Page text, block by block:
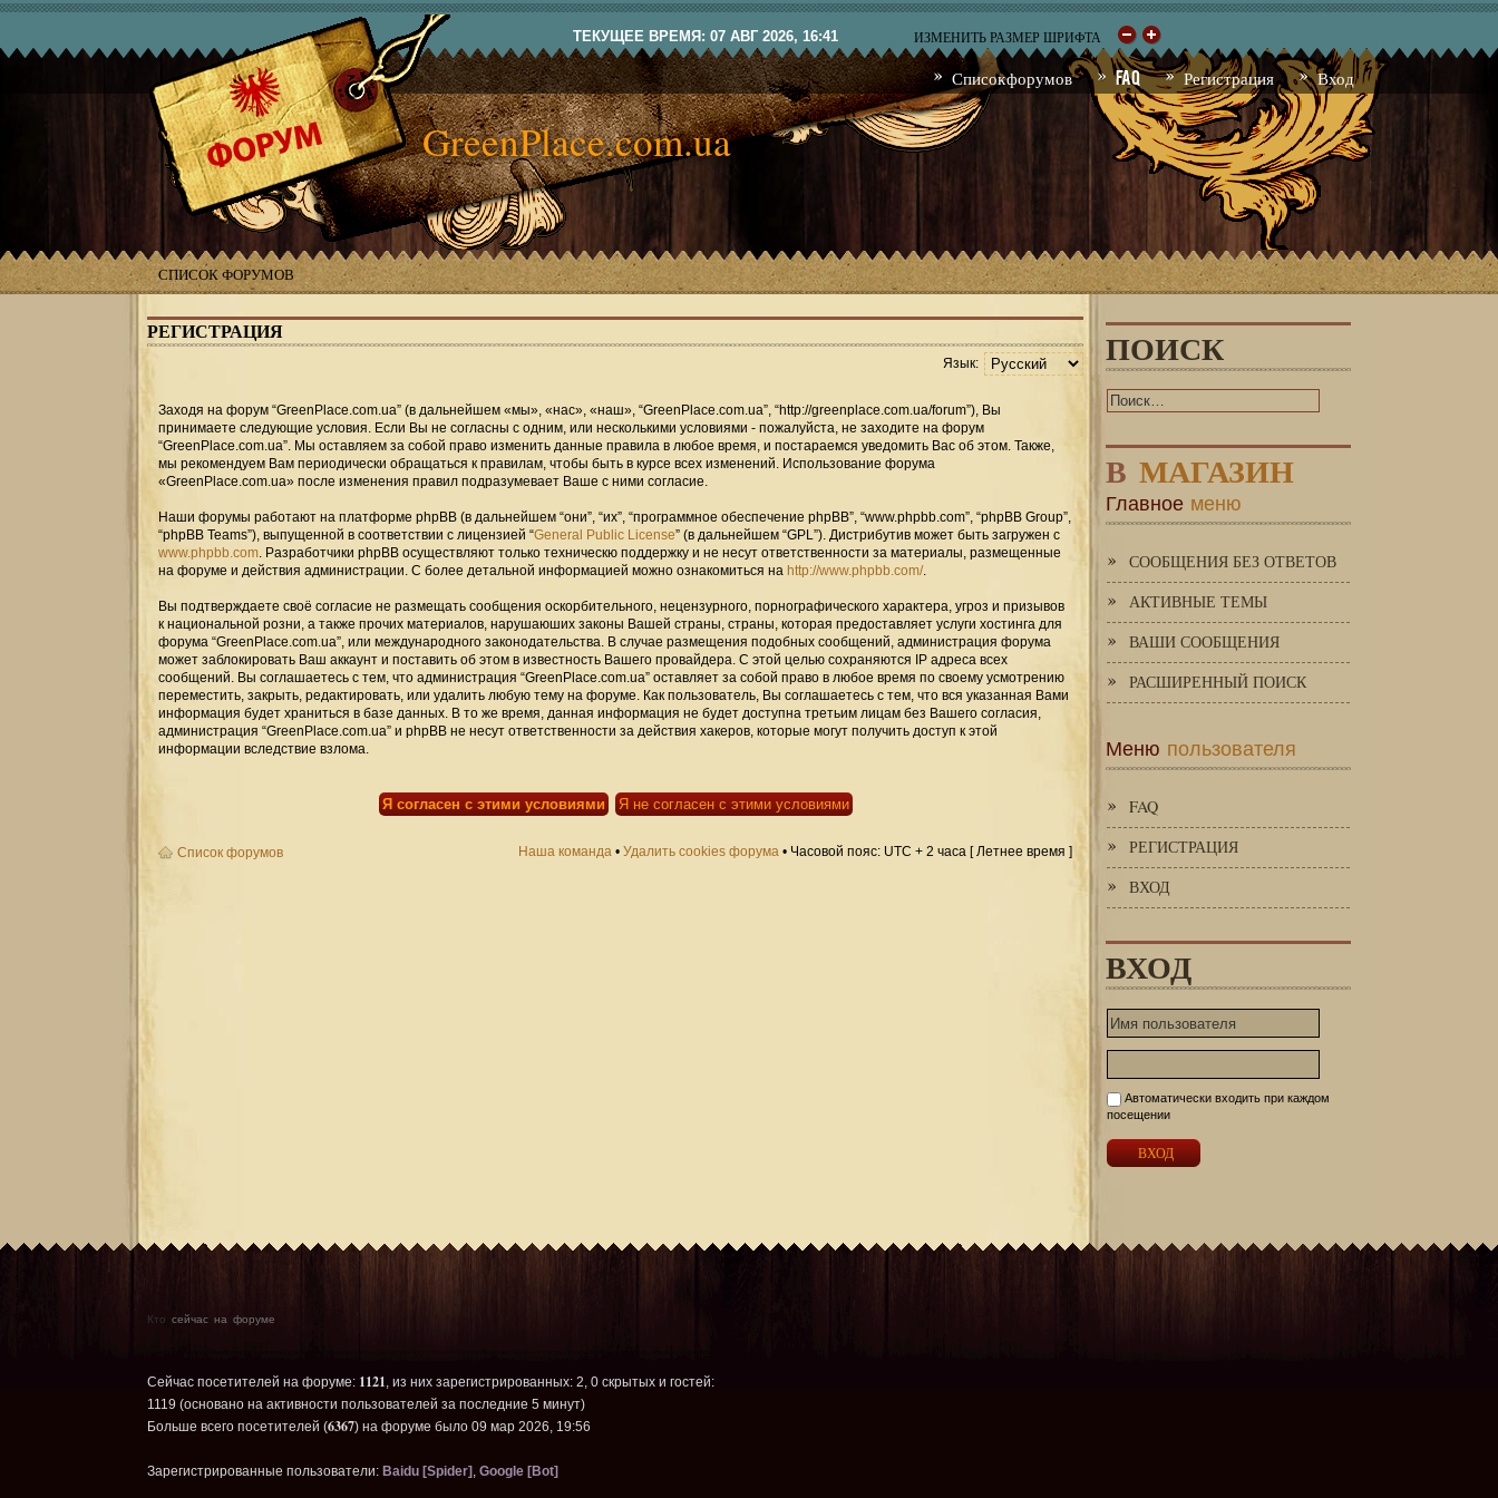
ТЕКУЩЕЕ ВРЕМЯ: 07 АВГ 2026, 16:41 ИЗМЕНИТЬ РАЗМЕР ШРИФТА
Список форумов FAQ Регистрация Вход
GreenPlace.com.ua
СПИСОК ФОРУМОВ
РЕГИСТРАЦИЯ
Язык:
Заходя на форум “GreenPlace.com.ua” (в дальнейшем «мы», «нас», «наш», “GreenPlace.com.ua”, “http://greenplace.com.ua/forum”), Вы
принимаете следующие условия. Если Вы не согласны с одним, или несколькими условиями - пожалуйста, не заходите на форум
“GreenPlace.com.ua”. Мы оставляем за собой право изменить данные правила в любое время, и постараемся уведомить Вас об этом. Также,
мы рекомендуем Вам периодически обращаться к правилам, чтобы быть в курсе всех изменений. Использование форума
«GreenPlace.com.ua» после изменения правил подразумевает Ваше с ними согласие.
Наши форумы работают на платформе phpBB (в дальнейшем “они”, “их”, “программное обеспечение phpBB”, “www.phpbb.com”, “phpBB Group”,
“phpBB Teams”), выпущенной в соответствии с лицензией “General Public License” (в дальнейшем “GPL”). Дистрибутив может быть загружен с
www.phpbb.com. Разработчики phpBB осуществляют только техническю поддержку и не несут ответственности за материалы, размещенные
на форуме и действия администрации. С более детальной информацией можно ознакомиться на http://www.phpbb.com/.
Вы подтверждаете своё согласие не размещать сообщения оскорбительного, нецензурного, порнографического характера, угроз и призывов
к национальной розни, а также прочих материалов, нарушаюших законы Вашей страны, страны, которая предоставляет услуги хостинга для
форума “GreenPlace.com.ua”, или международного законодательства. В случае размещения подобных сообщений, администрация форума
может заблокировать Ваш аккаунт и поставить об этом в известность Вашего провайдера. С этой целью сохраняются IP адреса всех
сообщений. Вы соглашаетесь с тем, что администрация “GreenPlace.com.ua” оставляет за собой право в любое время по своему усмотрению
переместить, закрыть, редактировать, или удалить любую тему на форуме. Как пользователь, Вы соглашаетесь с тем, что вся указанная Вами
информация будет храниться в базе данных. В то же время, данная информация не будет доступна третьим лицам без Вашего согласия,
администрация “GreenPlace.com.ua” и phpBB не несут ответственности за действия хакеров, которые могут получить доступ к этой
информации вследствие взлома.
Список форумов Наша команда • Удалить cookies форума • Часовой пояс: UTC + 2 часа [ Летнее время ]
ПОИСК
В МАГАЗИН
Главное меню
СООБЩЕНИЯ БЕЗ ОТВЕТОВ
АКТИВНЫЕ ТЕМЫ
ВАШИ СООБЩЕНИЯ
РАСШИРЕННЫЙ ПОИСК
Меню пользователя
FAQ
РЕГИСТРАЦИЯ
ВХОД
ВХОД
Автоматически входить при каждом
посещении
Кто сейчас на форуме
Сейчас посетителей на форуме: 1121, из них зарегистрированных: 2, 0 скрытых и гостей:
1119 (основано на активности пользователей за последние 5 минут)
Больше всего посетителей (6367) на форуме было 09 мар 2026, 19:56
Зарегистрированные пользователи: Baidu [Spider] , Google [Bot]